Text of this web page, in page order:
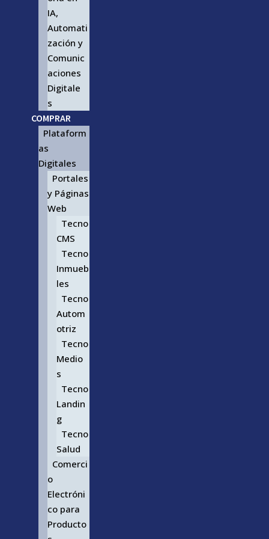
IA,
Automati
zación y
Comunic
aciones
Digitale
s
COMPRAR
Plataform
as
Digitales
Portales
y Páginas
Web
Tecno
CMS
Tecno
Inmueb
les
Tecno
Autom
otriz
Tecno
Medio
s
Tecno
Landin
g
Tecno
Salud
Comerci
o
Electróni
co para
Producto